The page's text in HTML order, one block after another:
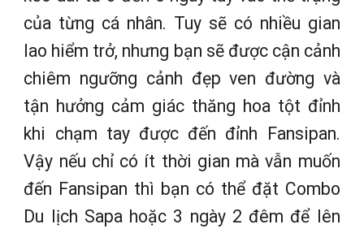
của từng cá nhân. Tuy sẽ có nhiều gian
lao hiểm trở, nhưng bạn sẽ được cận cảnh
chiêm ngưỡng cảnh đẹp ven đường và
tận hưởng cảm giác thăng hoa tột đỉnh
khi chạm tay được đến đỉnh Fansipan.
Vậy nếu chỉ có ít thời gian mà vẫn muốn
đến Fansipan thì bạn có thể đặt Combo
Du lịch Sapa hoặc 3 ngày 2 đêm để lên